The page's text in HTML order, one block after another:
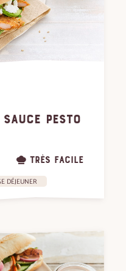
PESTO
TRÈS FACILE
DÉJEUNER